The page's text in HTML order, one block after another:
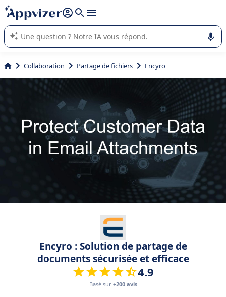
répondre (plusieurs lignes avec
L'IA de Appvizer vous guide dans l'utilisation ou la sélection de
logiciel SaaS en entreprise.
Collaboration Partage de fichiers Encyro
Encyro : Solution de partage de
documents sécurisée et efficace
4.9
Basé sur +200 avis